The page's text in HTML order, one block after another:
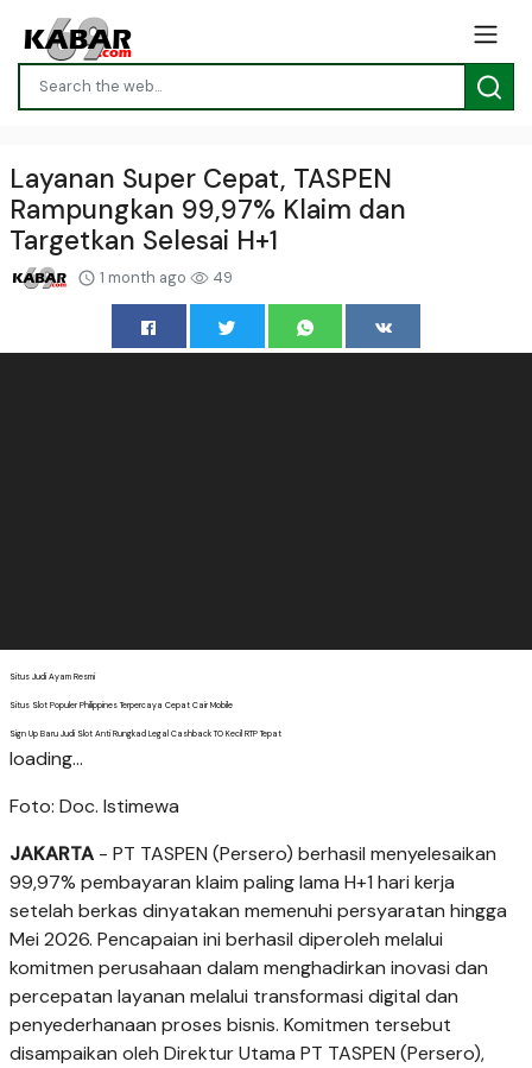
Layanan Super Cepat, TASPEN
Rampungkan 99,97% Klaim dan
Targetkan Selesai H+1
1 month ago 49
Situs Judi Ayam Resmi
Situs Slot Populer Philippines Terpercaya Cepat Cair Mobile
Sign Up Baru Judi Slot Anti Rungkad Legal Cashback TO Kecil RTP Tepat
loading...
Foto: Doc. Istimewa
JAKARTA - PT TASPEN (Persero) berhasil menyelesaikan
99,97% pembayaran klaim paling lama H+1 hari kerja
setelah berkas dinyatakan memenuhi persyaratan hingga
Mei 2026. Pencapaian ini berhasil diperoleh melalui
komitmen perusahaan dalam menghadirkan inovasi dan
percepatan layanan melalui transformasi digital dan
penyederhanaan proses bisnis. Komitmen tersebut
disampaikan oleh Direktur Utama PT TASPEN (Persero),